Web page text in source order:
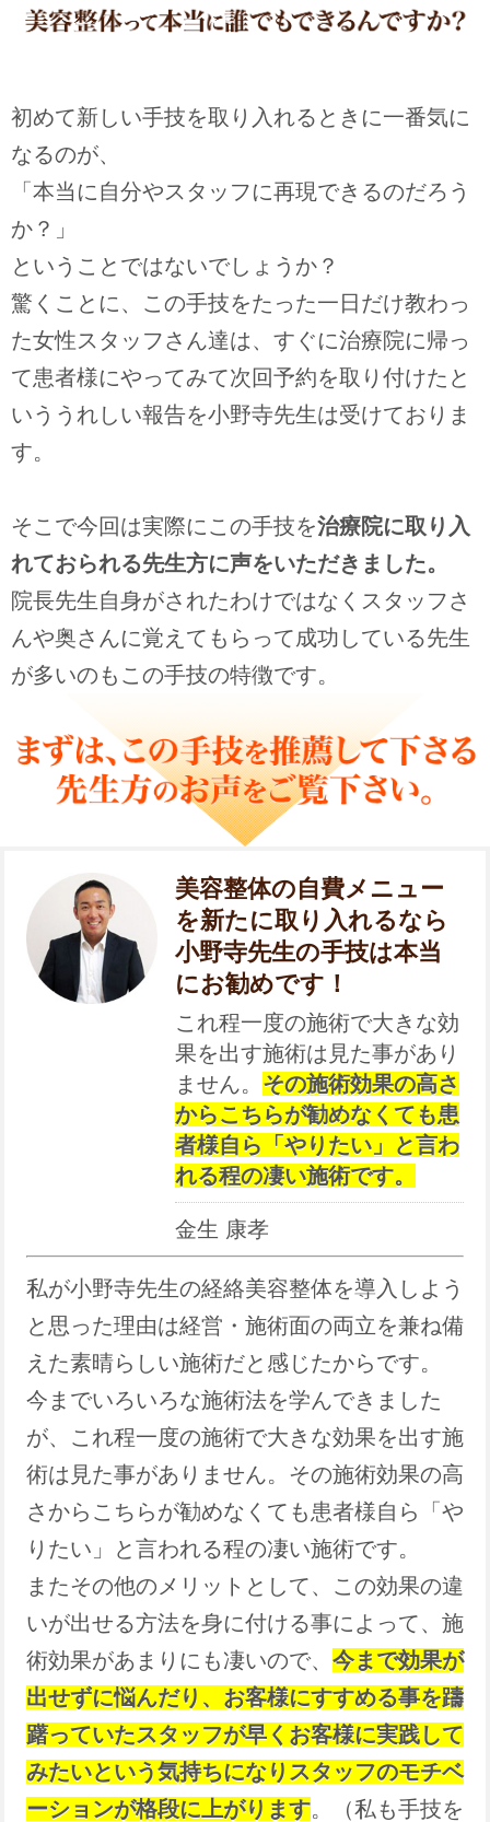
初めて新しい手技を取り入れるときに一番気に
なるのが、
「本当に自分やスタッフに再現できるのだろう
か？」
ということではないでしょうか？
驚くことに、この手技をたった一日だけ教わっ
た女性スタッフさん達は、すぐに治療院に帰っ
て患者様にやってみて次回予約を取り付けたと
いううれしい報告を小野寺先生は受けておりま
す。
そこで今回は実際にこの手技を治療院に取り入
れておられる先生方に声をいただきました。
院長先生自身がされたわけではなくスタッフさ
んや奥さんに覚えてもらって成功している先生
が多いのもこの手技の特徴です。
美容整体の自費メニュー
を新たに取り入れるなら
小野寺先生の手技は本当
にお勧めです！
これ程一度の施術で大きな効
果を出す施術は見た事があり
ません。 その施術効果の高さ
からこちらが勧めなくても患
者様自ら「やりたい」と言わ
れる程の凄い施術です。
金生 康孝
私が小野寺先生の経絡美容整体を導入しよう
と思った理由は経営・施術面の両立を兼ね備
えた素晴らしい施術だと感じたからです。
今までいろいろな施術法を学んできました
が、これ程一度の施術で大きな効果を出す施
術は見た事がありません。その施術効果の高
さからこちらが勧めなくても患者様自ら「や
りたい」と言われる程の凄い施術です。
またその他のメリットとして、この効果の違
いが出せる方法を身に付ける事によって、施
術効果があまりにも凄いので、 今まで効果が
出せずに悩んだり、お客様にすすめる事を躊
躇っていたスタッフが早くお客様に実践して
みたいという気持ちになりスタッフのモチベ
ーションが格段に上がります。（私も手技を